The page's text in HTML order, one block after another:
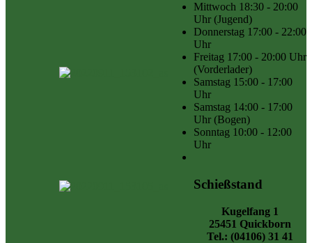
Mittwoch 18:30 - 20:00
Uhr (Jugend)
Donnerstag 17:00 - 22:00
Uhr
Freitag 17:00 - 20:00 Uhr
(Vorderlader)
Samstag 15:00 - 17:00
Uhr
Samstag 14:00 - 17:00
Uhr (Bogen)
Sonntag 10:00 - 12:00
Uhr
Schießstand
Kugelfang 1
25451 Quickborn
Tel.: (04106) 31 41